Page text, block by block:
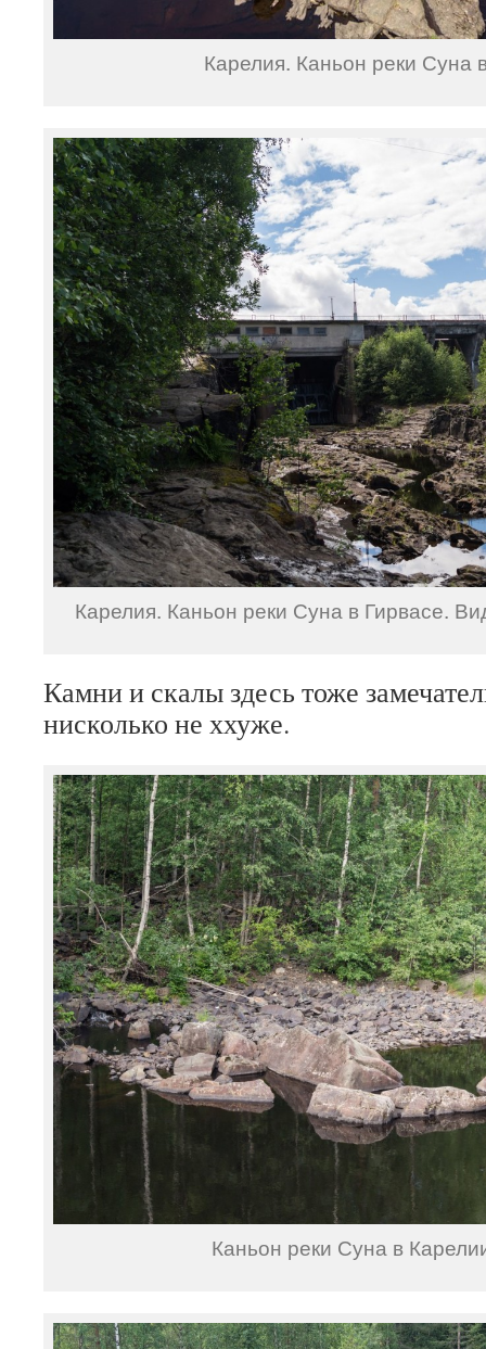
Карелия. Каньон реки Суна
Карелия. Каньон реки Суна в Гирвасе.
Камни и скалы здесь тоже
нисколько не ххуже.
Каньон реки Суна в